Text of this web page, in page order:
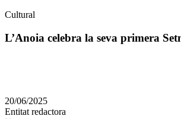
Àmbit
la
Cultural
L’Anoia celebra la seva primera
en
altres
20/06/2025
Entitat redactora